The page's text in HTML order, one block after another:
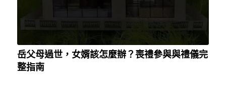
岳父母過世，女婿該怎麼辦？喪禮參與與禮儀完
整指南